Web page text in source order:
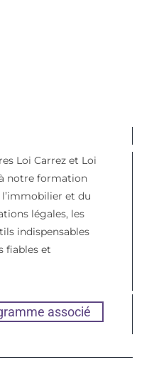
Loi Carrez et Loi
notre formation
et du
légales, les
indispensables
fiables et
associé